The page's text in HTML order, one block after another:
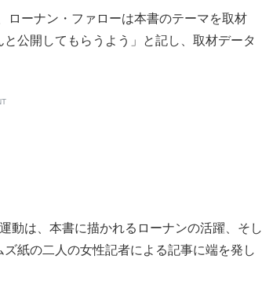
ーナン・ファローは本書のテーマを取材
公開してもらうよう」と記し、取材データ
動は、本書に描かれるローナンの活躍、そし
紙の二人の女性記者による記事に端を発し